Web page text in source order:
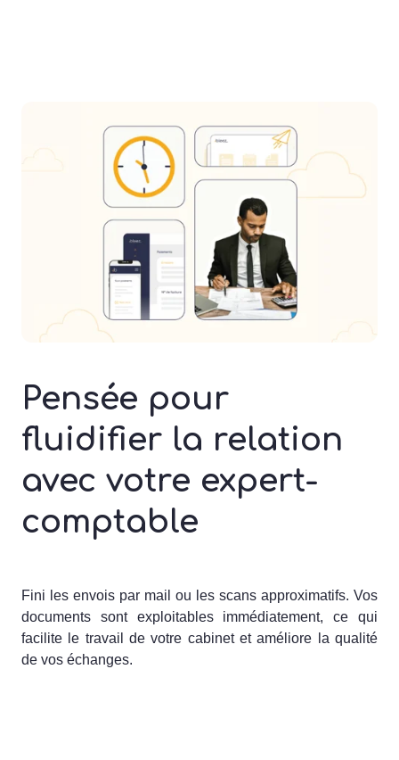
Pensée pour
fluidifier la relation
avec votre expert-
comptable
Fini les envois par mail ou les scans approximatifs. Vos
documents sont exploitables immédiatement, ce qui
facilite le travail de votre cabinet et améliore la qualité
de vos échanges.